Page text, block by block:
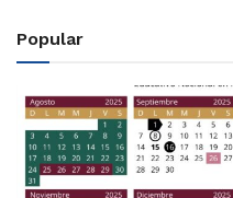
Popular